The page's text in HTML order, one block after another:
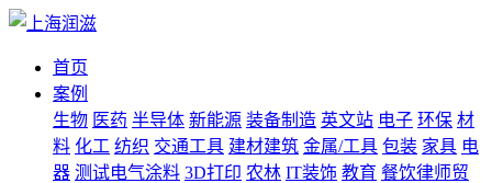
首页
案例
生物 医药 半导体 新能源 装备制造 英文站 电子 环保 材
料 化工 纺织 交通工具 建材建筑 金属/工具 包装 家具 电
器 测试电气涂料 3D打印 农林 IT装饰 教育 餐饮律师贸